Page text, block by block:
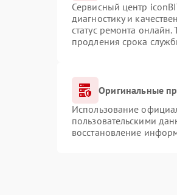
Сервисный центр
диагностику и
статус ремонта
продления срока
Оригинальные
Использование
пользовательскими
восстановление